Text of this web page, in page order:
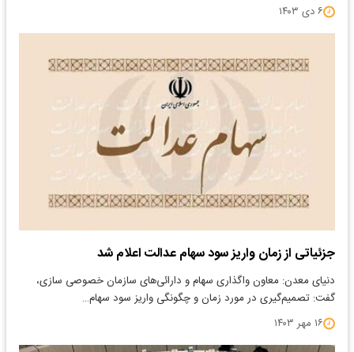
۶ دی ۱۴۰۳
جزئیاتی از زمان واریز سود سهام عدالت اعلام شد
دنیای معدن: معاون واگذاری سهام و دارائی‌های سازمان خصوصی سازی،
گفت: تصمیم‌گیری در مورد زمان و چگونگی واریز سود سهام…
۱۶ مهر ۱۴۰۳